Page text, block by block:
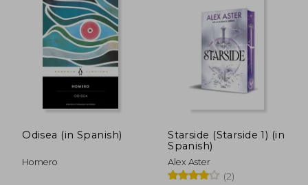
Odisea (in Spanish)
Homero
Starside (Starside 1) (in
Spanish)
Alex Aster
(2)